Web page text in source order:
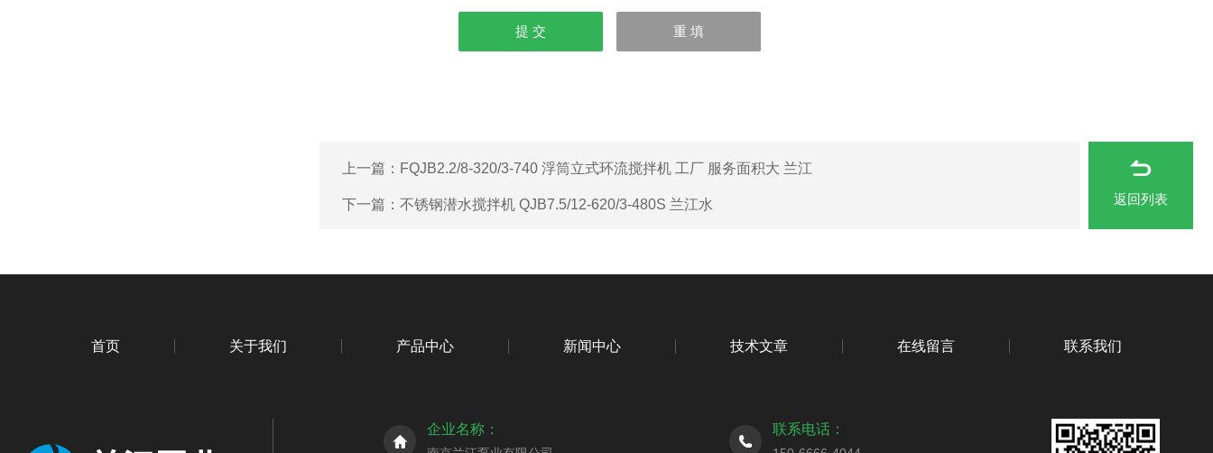
上一篇： FQJB2.2/8-320/3-740 浮筒立式环流搅拌机 工厂 服务面积大 兰江
下一篇： 不锈钢潜水搅拌机 QJB7.5/12-620/3-480S 兰江水 返回列表
首页 关于我们 产品中心 新闻中心 技术文章 在线留言 联系我们
企业名称： 联系电话：